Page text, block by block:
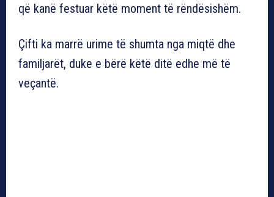
që kanë festuar këtë moment të rëndësishëm.
Çifti ka marrë urime të shumta nga miqtë dhe
familjarët, duke e bërë këtë ditë edhe më të
veçantë.